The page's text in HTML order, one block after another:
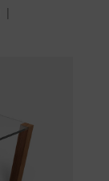
|